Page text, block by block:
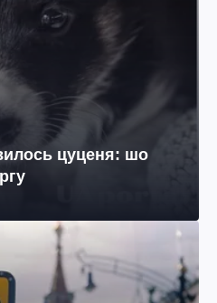
цуценя: шо